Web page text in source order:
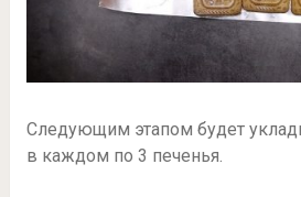
Следующим этапом будет
в каждом по 3 печенья.